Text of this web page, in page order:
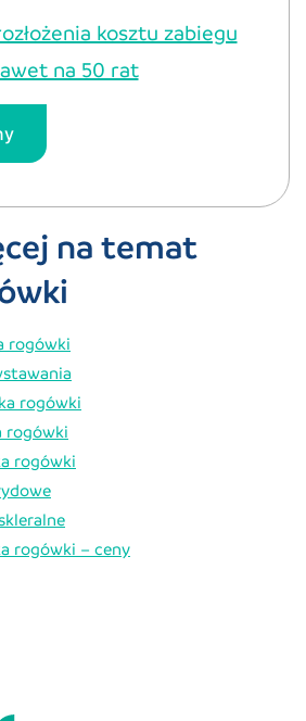
kosztu zabiegu
na 50 rat
na temat
rogówki
rogówki
rogówki
rogówki
rogówki – ceny